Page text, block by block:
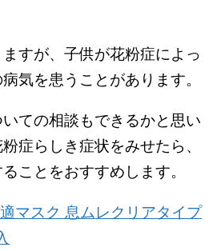
すが、子供が花粉症によっ
気を患うことがあります。
ての相談もできるかと思い
症らしき症状をみせたら、
ことをおすすめします。
マスク 息ムレクリアタイプ